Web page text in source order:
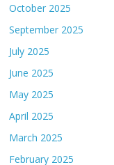
October 2025
September 2025
July 2025
June 2025
May 2025
April 2025
March 2025
February 2025